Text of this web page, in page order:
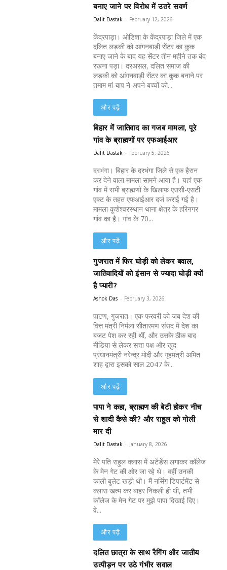
बनाए जाने पर विरोध में उतरे सवर्ण
Dalit Dastak - February 12, 2026
केंद्रपाड़ा। ओडिशा के केंद्रपाड़ा जिले में एक
दलित लड़की को आंगनबाड़ी सेंटर का कुक
बनाए जाने के बाद यह सेंटर तीन महीने तक बंद
रखना पड़ा। दरअसल, दलित समाज की
लड़की को आंगनवाड़ी सेंटर का कुक बनाने पर
तमाम मां-बाप ने अपने बच्चों को...
और पढ़ें
बिहार में जातिवाद का गजब मामला, पूरे
गांव के ब्राह्मणों पर एफआईआर
Dalit Dastak - February 5, 2026
दरभंगा। बिहार के दरभंगा जिले से एक हैरान
कर देने वाला मामला सामने आया है। यहां एक
गांव में सभी ब्राह्मणों के खिलाफ एससी-एसटी
एक्ट के तहत एफआईआर दर्ज कराई गई है।
मामला कुशेश्वरस्थान थाना क्षेत्र के हरिनगर
गांव का है। गांव के 70...
और पढ़ें
गुजरात में फिर घोड़ी को लेकर बवाल,
जातिवादियों को इंसान से ज्यादा घोड़ी क्यों
है प्यारी?
Ashok Das - February 3, 2026
पाटण, गुजरात। एक फरवरी को जब देश की
वित्त मंत्री निर्मला सीतारमण संसद में देश का
बजट पेश कर रही थीं, और उसके ठीक बाद
मीडिया से लेकर सत्ता पक्ष और खुद
प्रधानमंत्री नरेन्द्र मोदी और गृहमंत्री अमित
शाह द्वारा इसको साल 2047 के...
और पढ़ें
पापा ने कहा, ब्राह्मण की बेटी होकर नीच
से शादी कैसे की? और राहुल को गोली
मार दी
Dalit Dastak - January 8, 2026
मेरे पति राहुल क्लास में अटेंडेंस लगाकर कॉलेज
के मेन गेट की ओर जा रहे थे। वहीं उनकी
काली बुलेट खड़ी थी। मैं नर्सिंग डिपार्टमेंट से
क्लास खत्म कर बाहर निकली ही थी, तभी
कॉलेज के मेन गेट पर मुझे पापा दिखाई दिए।
वे...
और पढ़ें
दलित छात्रा के साथ रैगिंग और जातीय
उत्पीड़न पर उठे गंभीर सवाल